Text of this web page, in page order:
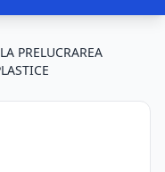
PRELUCRAREA